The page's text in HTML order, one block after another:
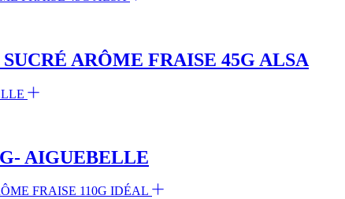
ARÔME FRAISE 45G ALSA
AIGUEBELLE